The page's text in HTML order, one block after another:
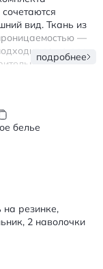
вид. Ткань из
—
даже для
стирке
интерьер
— бежевом,
эффект
что
во время
подробнее
белье
на резинке,
2 наволочки